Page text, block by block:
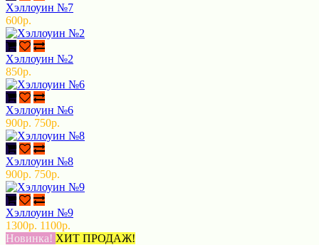
Хэллоуин №7
600р.
Хэллоуин №2
850р.
Хэллоуин №6
900р. 750р.
Хэллоуин №8
900р. 750р.
Хэллоуин №9
1300р. 1100р.
Новинка! ХИТ ПРОДАЖ!